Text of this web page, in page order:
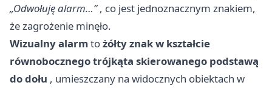
„Odwołuję alarm…”, co jest jednoznacznym znakiem,
że zagrożenie minęło.
Wizualny alarmtożółty znak w kształcie
równobocznego trójkąta skierowanego podstawą
do dołu , umieszczany na widocznych obiektach w